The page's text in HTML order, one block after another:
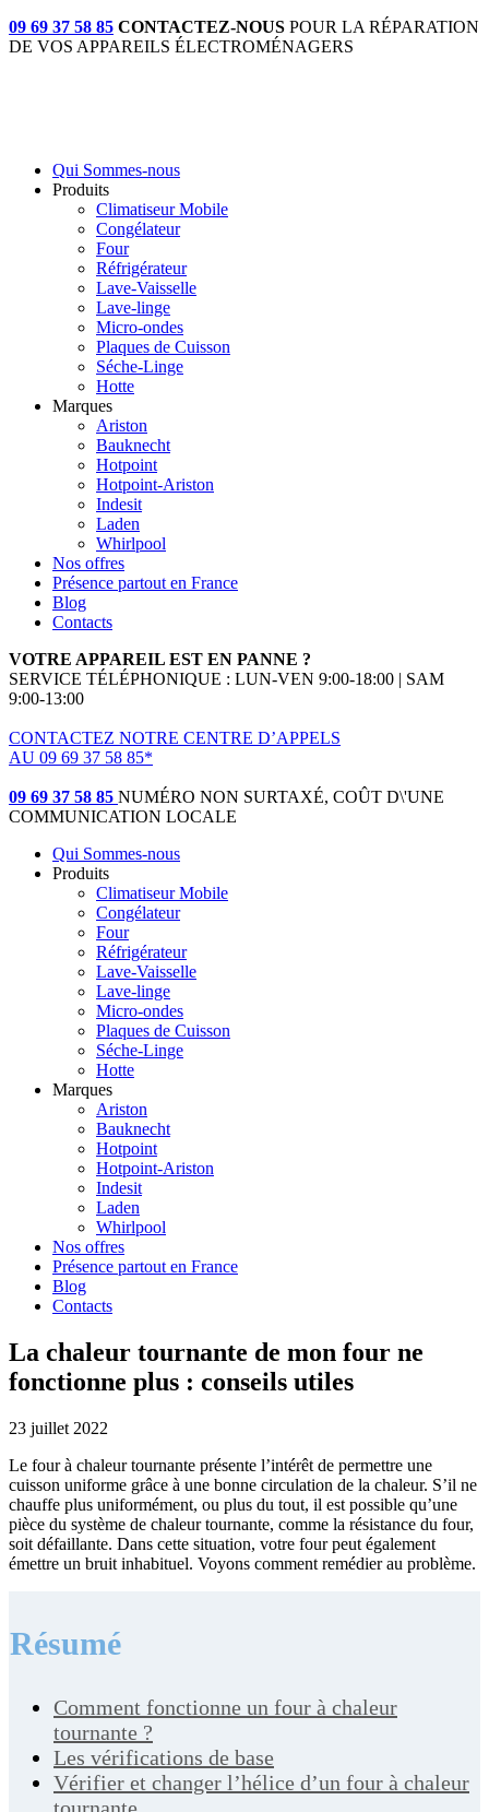
09 69 37 58 85 CONTACTEZ-NOUS POUR LA RÉPARATION
DE VOS APPAREILS ÉLECTROMÉNAGERS
Qui Sommes-nous
Produits
Climatiseur Mobile
Congélateur
Four
Réfrigérateur
Lave-Vaisselle
Lave-linge
Micro-ondes
Plaques de Cuisson
Séche-Linge
Hotte
Marques
Ariston
Bauknecht
Hotpoint
Hotpoint-Ariston
Indesit
Laden
Whirlpool
Nos offres
Présence partout en France
Blog
Contacts
VOTRE APPAREIL EST EN PANNE ?
SERVICE TÉLÉPHONIQUE : LUN-VEN 9:00-18:00 | SAM
9:00-13:00
CONTACTEZ NOTRE CENTRE D’APPELS
AU 09 69 37 58 85*
09 69 37 58 85 NUMÉRO NON SURTAXÉ, COÛT D\'UNE
COMMUNICATION LOCALE
Qui Sommes-nous
Produits
Climatiseur Mobile
Congélateur
Four
Réfrigérateur
Lave-Vaisselle
Lave-linge
Micro-ondes
Plaques de Cuisson
Séche-Linge
Hotte
Marques
Ariston
Bauknecht
Hotpoint
Hotpoint-Ariston
Indesit
Laden
Whirlpool
Nos offres
Présence partout en France
Blog
Contacts
La chaleur tournante de mon four ne
fonctionne plus : conseils utiles
23 juillet 2022
Le four à chaleur tournante présente l’intérêt de permettre une
cuisson uniforme grâce à une bonne circulation de la chaleur. S’il ne
chauffe plus uniformément, ou plus du tout, il est possible qu’une
pièce du système de chaleur tournante, comme la résistance du four,
soit défaillante. Dans cette situation, votre four peut également
émettre un bruit inhabituel. Voyons comment remédier au problème.
Résumé
Comment fonctionne un four à chaleur
tournante ?
Les vérifications de base
Vérifier et changer l’hélice d’un four à chaleur